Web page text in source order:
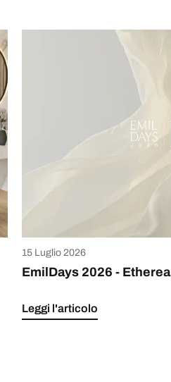
15 Luglio 2026
EmilDays 2026 - Etherea
Leggi l'articolo